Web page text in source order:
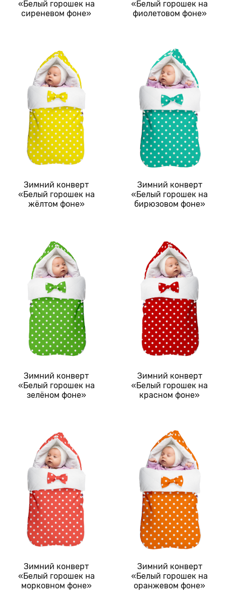
«Белый горошек на
сиреневом фоне»
«Белый горошек на
фиолетовом фоне»
Зимний конверт
«Белый горошек на
жёлтом фоне»
Зимний конверт
«Белый горошек на
бирюзовом фоне»
Зимний конверт
«Белый горошек на
зелёном фоне»
Зимний конверт
«Белый горошек на
красном фоне»
Зимний конверт
«Белый горошек на
морковном фоне»
Зимний конверт
«Белый горошек на
оранжевом фоне»